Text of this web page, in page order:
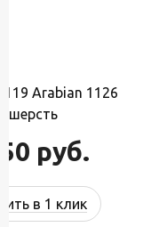
Arabian 1126
шерсть
руб.
в 1 клик